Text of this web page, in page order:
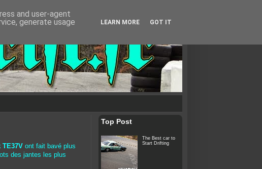
TE37V ont fait bavé plus
des jantes les plus
Top Post
The Best car to
Start Drifting
and user-agent
generate usage
LEARN MORE GOT IT